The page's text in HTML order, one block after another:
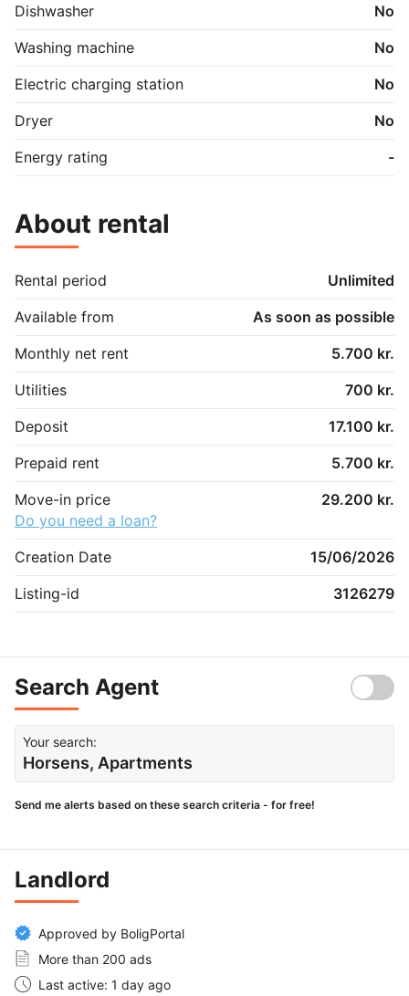
Dishwasher
No
Washing machine
No
Electric charging station
No
Dryer
No
Energy rating
-
About rental
Rental period
Unlimited
Available from
As soon as possible
Monthly net rent
5.700 kr.
Utilities
700 kr.
Deposit
17.100 kr.
Prepaid rent
5.700 kr.
Move-in price
29.200 kr.
Do you need a loan?
Creation Date
15/06/2026
Listing-id
3126279
Search Agent
Your search:
Horsens, Apartments
Send me alerts based on these search criteria - for free!
Landlord
Approved by BoligPortal
More than 200 ads
Last active: 1 day ago